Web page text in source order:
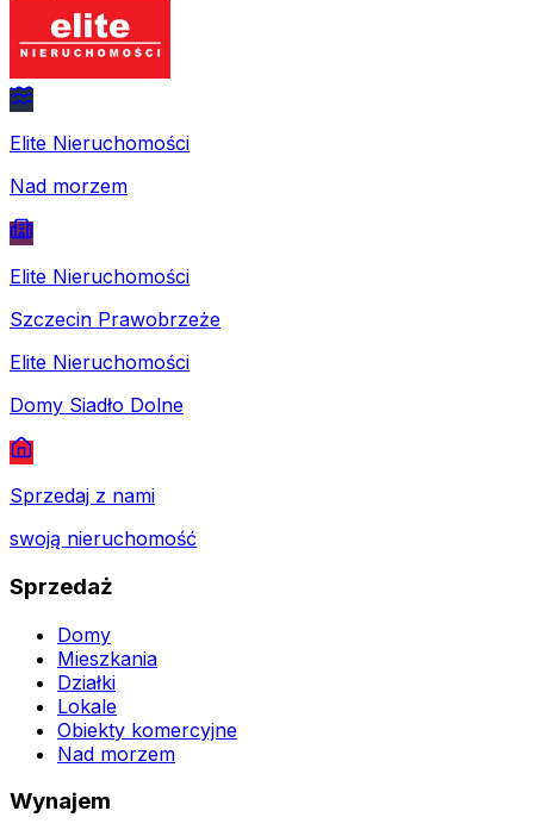
Elite Nieruchomości
Nad morzem
Elite Nieruchomości
Szczecin Prawobrzeże
Elite Nieruchomości
Domy Siadło Dolne
Sprzedaj z nami
swoją nieruchomość
Sprzedaż
Domy
Mieszkania
Działki
Lokale
Obiekty komercyjne
Nad morzem
Wynajem